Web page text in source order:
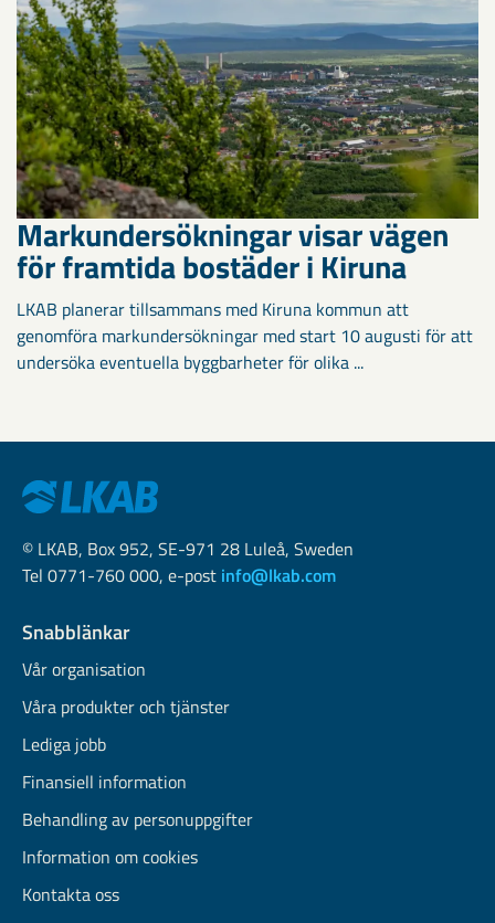
Markundersökningar visar vägen
för framtida bostäder i Kiruna
LKAB planerar tillsammans med Kiruna kommun att
genomföra markundersökningar med start 10 augusti för att
undersöka eventuella byggbarheter för olika ...
© LKAB, Box 952, SE-971 28 Luleå, Sweden
Tel 0771-760 000, e-post info@lkab.com
Snabblänkar
Vår organisation
Våra produkter och tjänster
Lediga jobb
Finansiell information
Behandling av personuppgifter
Information om cookies
Kontakta oss